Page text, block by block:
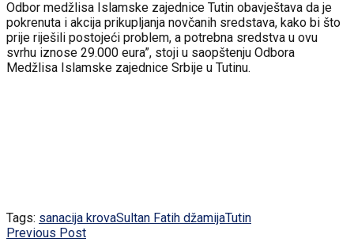
Odbor medžlisa Islamske zajednice Tutin obavještava da je
pokrenuta i akcija prikupljanja novčanih sredstava, kako bi što
prije riješili postojeći problem, a potrebna sredstva u ovu
svrhu iznose 29.000 eura”, stoji u saopštenju Odbora
Medžlisa Islamske zajednice Srbije u Tutinu.
Tags: sanacija krovaSultan Fatih džamijaTutin
Previous Post